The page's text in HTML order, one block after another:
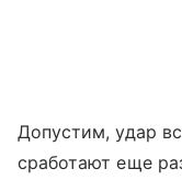
Допустим, удар
сработают еще